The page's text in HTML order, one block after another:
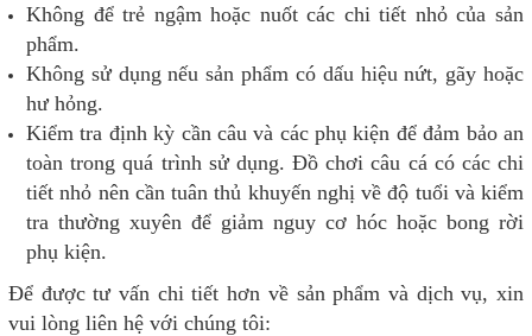
Không để trẻ ngậm hoặc nuốt các chi tiết nhỏ của sản
phẩm.
Không sử dụng nếu sản phẩm có dấu hiệu nứt, gãy hoặc
hư hỏng.
Kiểm tra định kỳ cần câu và các phụ kiện để đảm bảo an
toàn trong quá trình sử dụng. Đồ chơi câu cá có các chi
tiết nhỏ nên cần tuân thủ khuyến nghị về độ tuổi và kiểm
tra thường xuyên để giảm nguy cơ hóc hoặc bong rời
phụ kiện.
Để được tư vấn chi tiết hơn về sản phẩm và dịch vụ, xin
vui lòng liên hệ với chúng tôi: